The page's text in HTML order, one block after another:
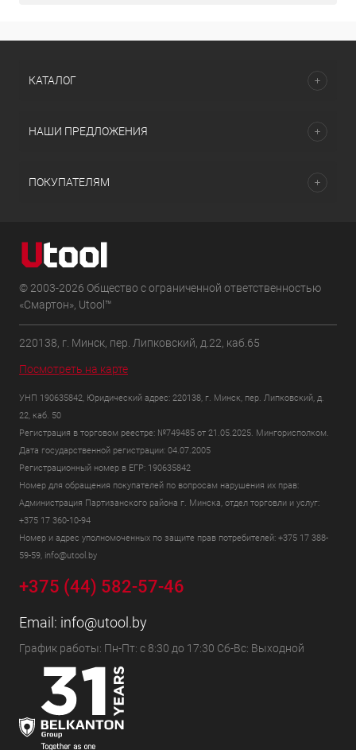
КАТАЛОГ
НАШИ ПРЕДЛОЖЕНИЯ
ПОКУПАТЕЛЯМ
© 2003-2026 Общество с ограниченной ответственностью
«Смартон», Utool™
220138, г. Минск, пер. Липковский, д.22, каб.65
Посмотреть на карте
УНП 190635842, Юридический адрес: 220138, г. Минск, пер. Липковский, д.
22, каб. 50
Регистрация в торговом реестре: №749485 от 21.05.2025. Мингорисполком.
Дата государственной регистрации: 04.07.2005
Регистрационный номер в ЕГР: 190635842
Номер для обращения покупателей по вопросам нарушения их прав:
Администрация Партизанского района г. Минска, отдел торговли и услуг:
+375 17 360-10-94
Номер и адрес уполномоченных по защите прав потребителей: +375 17 388-
59-59, info@utool.by
+375 (44) 582-57-46
Email: info@utool.by
График работы: Пн-Пт: с 8:30 до 17:30 Сб-Вс: Выходной